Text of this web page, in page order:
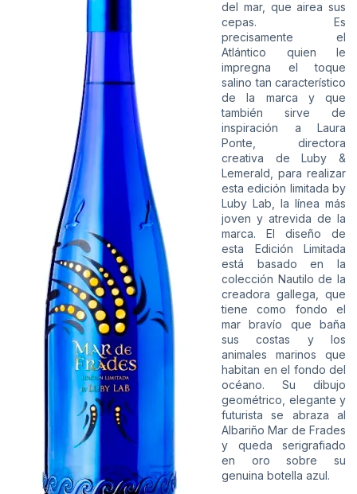
del mar, que airea sus
cepas. Es
precisamente el
Atlántico quien le
impregna el toque
salino tan característico
de la marca y que
también sirve de
inspiración a Laura
Ponte, directora
creativa de Luby &
Lemerald, para realizar
esta edición limitada by
Luby Lab, la línea más
joven y atrevida de la
marca. El diseño de
esta Edición Limitada
está basado en la
colección Nautilo de la
creadora gallega, que
tiene como fondo el
mar bravío que baña
sus costas y los
animales marinos que
habitan en el fondo del
océano. Su dibujo
geométrico, elegante y
futurista se abraza al
Albariño Mar de Frades
y queda serigrafiado
en oro sobre su
genuina botella azul.